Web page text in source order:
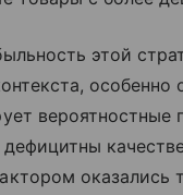
этой
особенно
вероятностные
дефицитны
оказались